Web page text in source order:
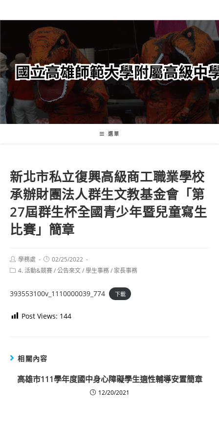
轉
要
內
容
選單
新北市私立復興高級商工職業學校
承辦財團法人群生文教基金會「第
27屆群生杯全國青少年暨兒童寫生
比賽」簡章
Post
author:
學務處
Post
published:
02/25/2022
Post4. 活動&競賽/公告來文/學生事務/ 家長事務
393553100v_1110000039_774 下載
Post Views: 144
相關內容
高雄市111學年度國中身心障礙學生適性輔導安置簡章
12/20/2021